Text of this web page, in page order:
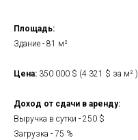
Площадь:
Здание - 81 м²
Цена: 350 000 $ (4 321 $ за м² )
Доход от сдачи в аренду:
Выручка в сутки - 250 $
Загрузка - 75 %